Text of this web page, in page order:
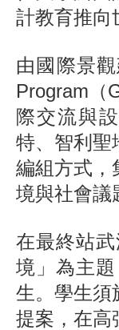
計教育推向
由國際景
Program（
際交流與
特、智利聖
編組方式，
境與社會議
在最終站
境」為主
生。學生須
提案，在高